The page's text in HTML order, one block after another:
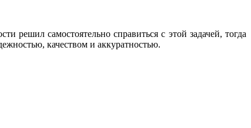
решил самостоятельно справиться с этой задачей, тогда
качеством и аккуратностью.